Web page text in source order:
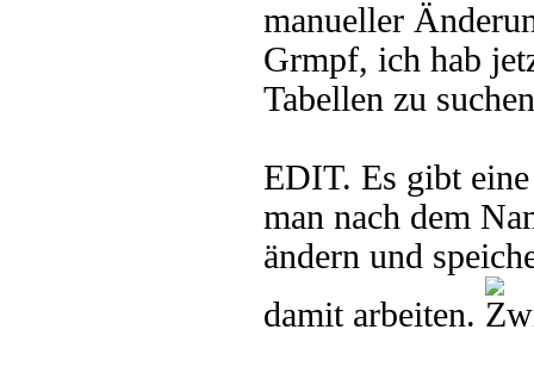
manueller
Grmpf, ich hab
Tabellen zu
EDIT. Es gibt
man nach dem
ändern und
damit arbeiten.